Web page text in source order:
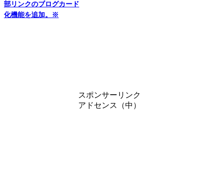
部リンクのブログカード
化機能を追加。※
スポンサーリンク
アドセンス（中）